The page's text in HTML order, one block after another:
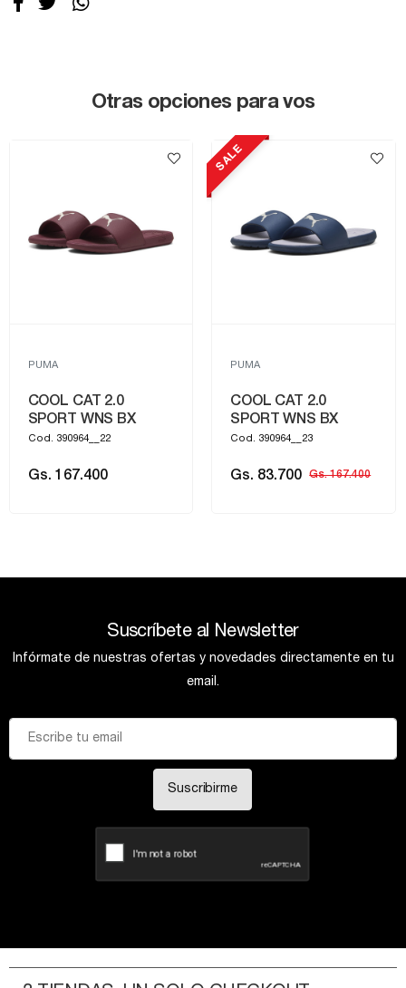
Otras opciones para vos
PUMA
COOL CAT 2.0
SPORT WNS BX
Cod. 390964__22
Gs. 167.400
SALE
PUMA
COOL CAT 2.0
SPORT WNS BX
Cod. 390964__23
Gs. 83.700 Gs. 167.400
Suscríbete al Newsletter
Infórmate de nuestras ofertas y novedades directamente en tu
email.
Suscribirme